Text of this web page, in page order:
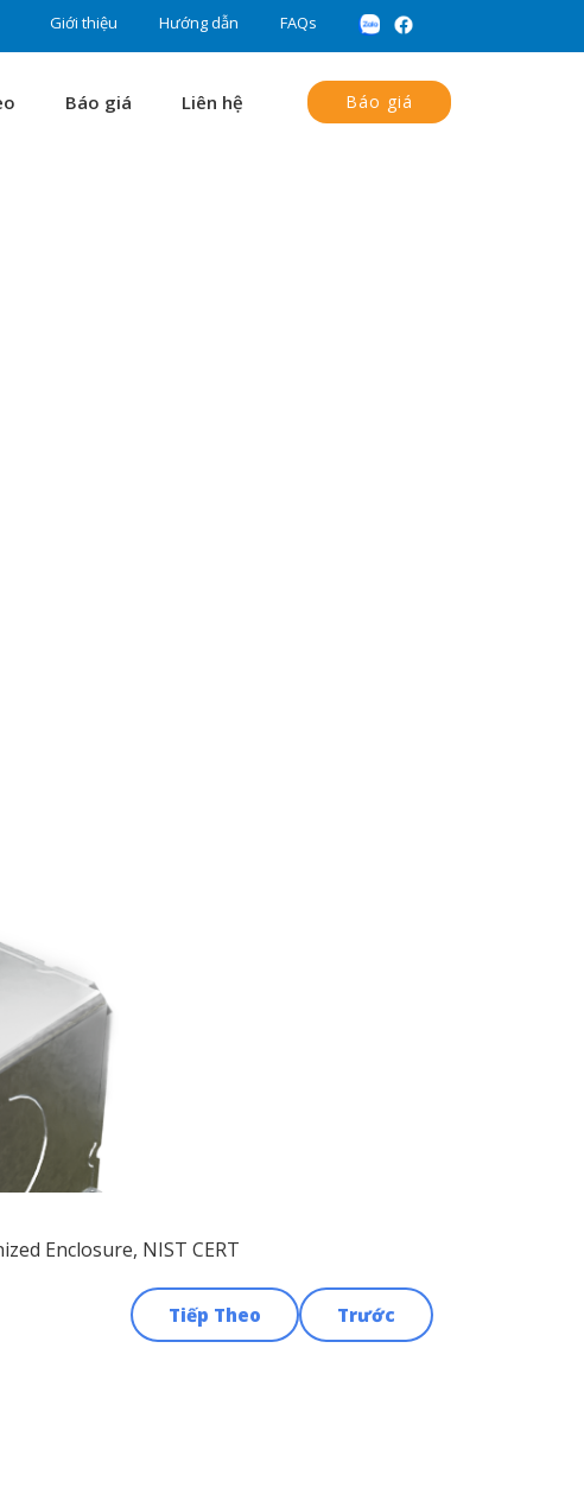
Giới thiệu Hướng dẫn FAQs
Báo giá Liên hệ Báo giá
Enclosure, NIST CERT
Trước
Tiếp Theo